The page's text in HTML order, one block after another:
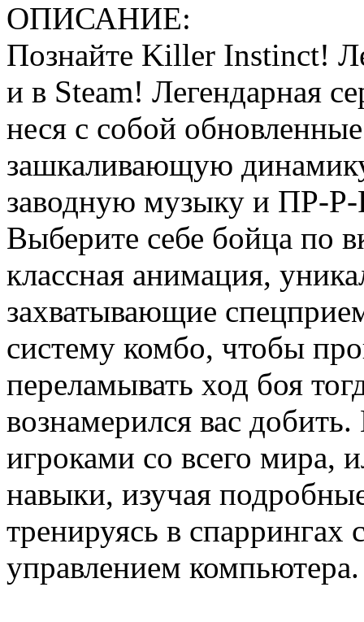
ОПИСАНИЕ:
Познайте Killer Instinct!
и в Steam! Легендарная
неся с собой
зашкаливающую
заводную музыку и
Выберите себе бойца по
классная анимация,
захватывающие
систему комбо, чтобы
переламывать ход боя
вознамерился вас
игроками со всего мира,
навыки, изучая
тренируясь в спаррингах
управлением компьютера.